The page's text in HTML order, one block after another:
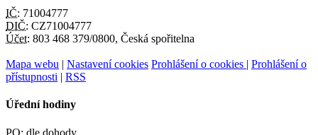
IČ: 71004777
DIČ: CZ71004777
Účet: 803 468 379/0800, Česká spořitelna
Mapa webu | Nastavení cookies Prohlášení o cookies | Prohlášení o
přístupnosti | RSS
Úřední hodiny
PO: dle dohody